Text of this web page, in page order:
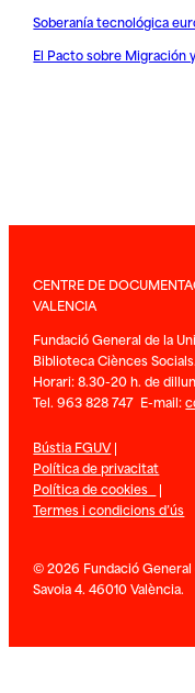
Soberanía tecnológica
El Pacto sobre Migración
CENTRE DE
VALENCIA
Fundació General de la
Biblioteca Ciènces
Horari: 8.30-20 h. de
Tel. 963 828 747 E-mail:
Bústia FGUV|
Política de privacitat
Política de cookies |
Termes i condicions d’ús
© 2026 Fundació General
Savoia 4. 46010 València.